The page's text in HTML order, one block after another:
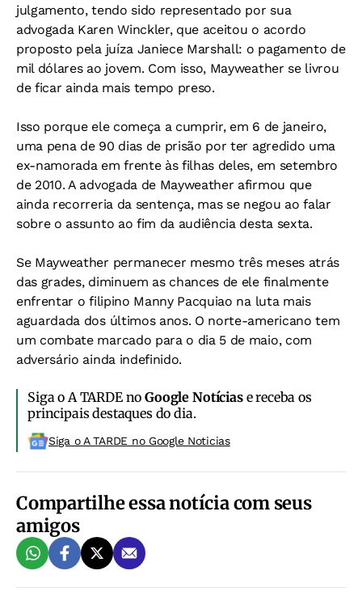
julgamento, tendo sido representado por sua
advogada Karen Winckler, que aceitou o acordo
proposto pela juíza Janiece Marshall: o pagamento de
mil dólares ao jovem. Com isso, Mayweather se livrou
de ficar ainda mais tempo preso.
Isso porque ele começa a cumprir, em 6 de janeiro,
uma pena de 90 dias de prisão por ter agredido uma
ex-namorada em frente às filhas deles, em setembro
de 2010. A advogada de Mayweather afirmou que
ainda recorreria da sentença, mas se negou ao falar
sobre o assunto ao fim da audiência desta sexta.
Se Mayweather permanecer mesmo três meses atrás
das grades, diminuem as chances de ele finalmente
enfrentar o filipino Manny Pacquiao na luta mais
aguardada dos últimos anos. O norte-americano tem
um combate marcado para o dia 5 de maio, com
adversário ainda indefinido.
Siga o A TARDE noGoogle Notíciase receba os
principais destaques do dia.
Siga o A TARDE no Google Noticias
Compartilhe essa notícia com seus
amigos